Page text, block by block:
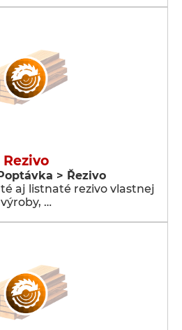
Rezivo
> Řezivo
aj listnaté rezivo vlastnej
výroby, …